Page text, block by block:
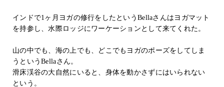
インドで1ヶ月ヨガの修行をしたというBellaさんはヨガマット
を持参し、水際ロッジにワーケーションとして来てくれた。
山の中でも、海の上でも、どこでもヨガのポーズをしてしま
うというBellaさん。
滑床渓谷の大自然にいると、身体を動かさずにはいられない
という。